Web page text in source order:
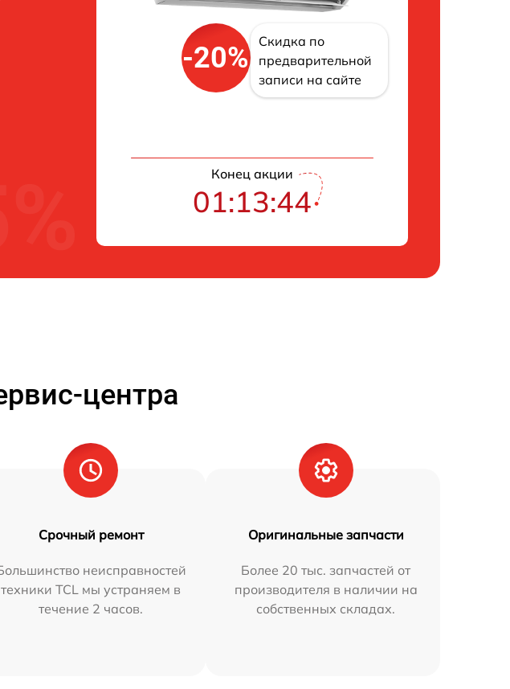
-20%
Скидка по
предварительной
записи на сайте
Конец акции
01:13:43
центра
Срочный ремонт
неисправностей
техники TCL мы устраняем в
течение 2 часов.
Оригинальные запчасти
Более 20 тыс. запчастей от
производителя в наличии на
собственных складах.